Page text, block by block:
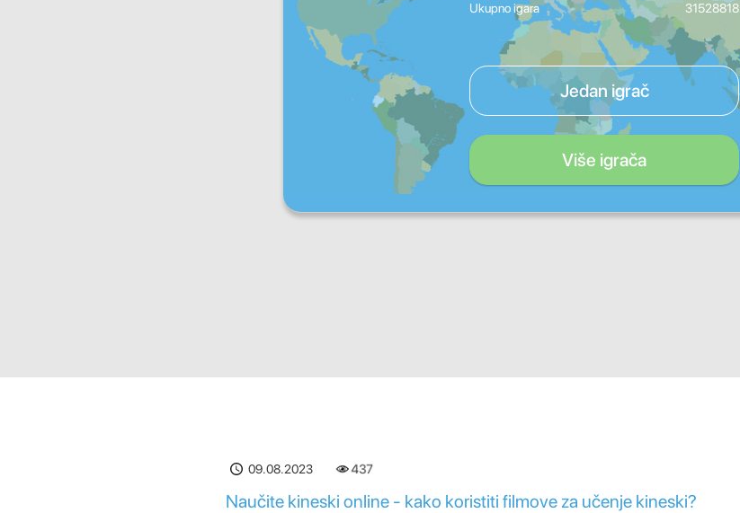
Ukupno igara
31528818
Jedan igrač
Više igrača
09.08.2023 437
Naučite kineski online - kako koristiti filmove za učenje kineski?